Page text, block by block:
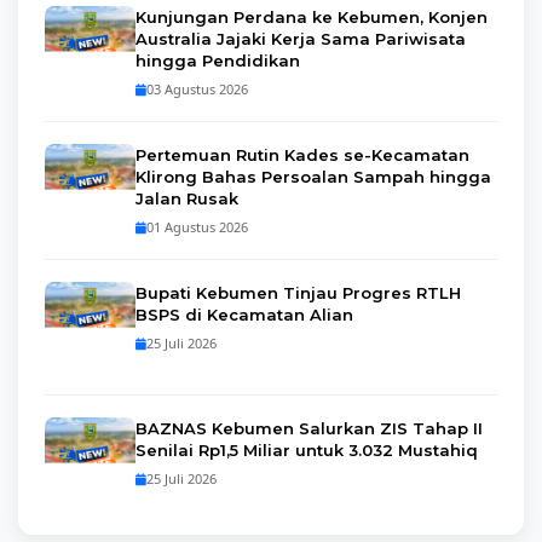
Kunjungan Perdana ke Kebumen, Konjen
Australia Jajaki Kerja Sama Pariwisata
hingga Pendidikan
03 Agustus 2026
Pertemuan Rutin Kades se-Kecamatan
Klirong Bahas Persoalan Sampah hingga
Jalan Rusak
01 Agustus 2026
Bupati Kebumen Tinjau Progres RTLH
BSPS di Kecamatan Alian
25 Juli 2026
BAZNAS Kebumen Salurkan ZIS Tahap II
Senilai Rp1,5 Miliar untuk 3.032 Mustahiq
25 Juli 2026